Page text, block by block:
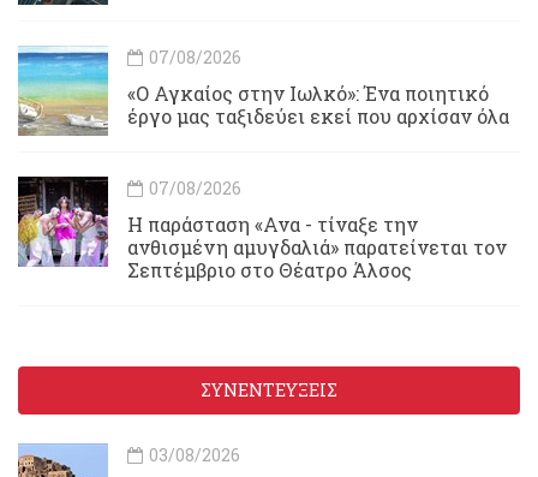
07/08/2026
«Ο Αγκαίος στην Ιωλκό»: Ένα ποιητικό
έργο μας ταξιδεύει εκεί που αρχίσαν όλα
07/08/2026
Η παράσταση «Ανα - τίναξε την
ανθισμένη αμυγδαλιά» παρατείνεται τον
Σεπτέμβριο στο Θέατρο Άλσος
ΣΥΝΕΝΤΕΥΞΕΙΣ
03/08/2026